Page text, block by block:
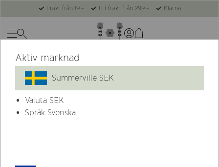
Frakt från 19:- Fri frakt från 299:- Klarna
Aktiv marknad
Summerville SEK
Valuta SEK
Språk Svenska